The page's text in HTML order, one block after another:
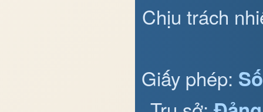
Chịu trách
Giấy phép: